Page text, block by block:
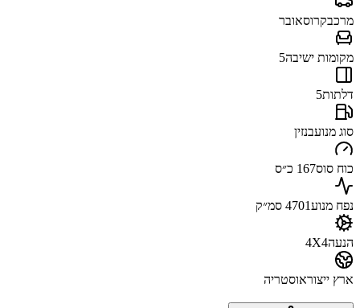
מרכבקרוסאובר
מקומות ישיבה5
דלתות5
סוג מנועבנזין
כוח סוס167 כ״ס
נפח מנוע4701 סמ״ק
הנעה4X4
ארץ ייצוראוסטריה